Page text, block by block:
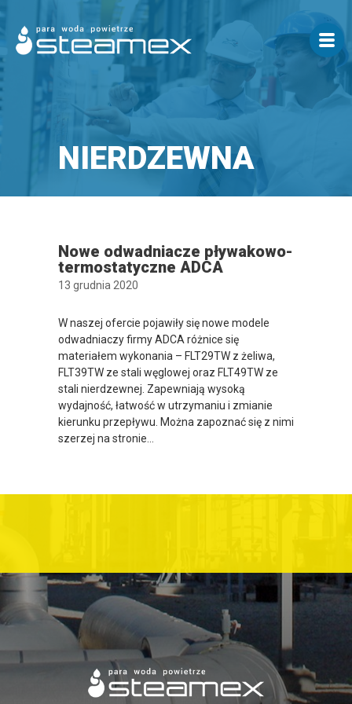
NIERDZEWNA
Nowe odwadniacze pływakowo-
termostatyczne ADCA
13 grudnia 2020
W naszej ofercie pojawiły się nowe modele
odwadniaczy firmy ADCA różnice się
materiałem wykonania – FLT29TW z żeliwa,
FLT39TW ze stali węglowej oraz FLT49TW ze
stali nierdzewnej. Zapewniają wysoką
wydajność, łatwość w utrzymaniu i zmianie
kierunku przepływu. Można zapoznać się z nimi
szerzej na stronie…